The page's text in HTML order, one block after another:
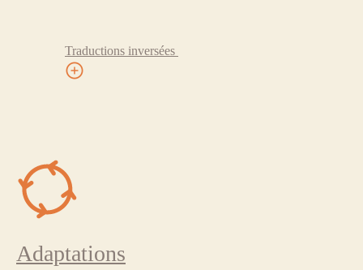
Traductions inversées
Adaptations